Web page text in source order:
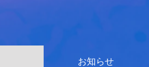
お知らせ